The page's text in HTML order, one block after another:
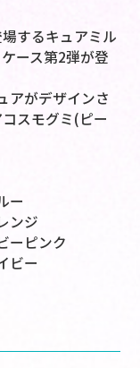
するキュアミル
ース第2弾が登
アがデザインさ
スモグミ(ピー
ー
ンジ
ーピンク
ビー